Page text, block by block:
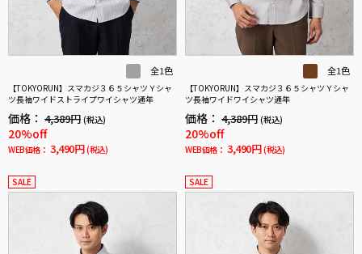
全1色
【TOKYORUN】スマカジ３６５シャツＹシャ
ツ長袖ワイドストライプワイシャツ通年
価格： 4,389円 (税込)
20%off
WEB価格： 3,490円 (税込)
全1色
【TOKYORUN】スマカジ３６５シャツＹシャ
ツ長袖ワイドワイシャツ通年
価格： 4,389円 (税込)
20%off
WEB価格： 3,490円 (税込)
SALE SALE